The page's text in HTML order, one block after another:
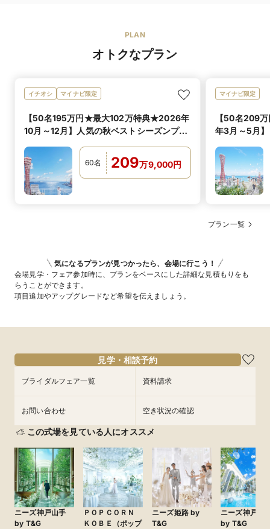
PLAN
オトクなプラン
イチオシ マイナビ限定
【50名195万円★最大102万特典★2026年
10月～12月】人気の秋ベストシーズンプラ
60名 209万9,000円
マイナビ限定
【50名209
年3月～5月
プラン一覧
気になるプランが見つかったら、会場に行こう！
会場見学・フェア参加時に、プランをベースにした詳細な見積もりをも
らうことができます。
項目追加やアップグレードなど希望を伝えましょう。
見学・相談予約
ブライダルフェア一覧 資料請求
お問い合わせ 空き状況の確認
この式場を見ている人にオススメ
ニーズ神戸山手
by T&G
ＰＯＰＣＯＲＮ
ＫＯＢＥ（ポップ
ニーズ姫路 by
T&G
ニーズ神戸三
by T&G